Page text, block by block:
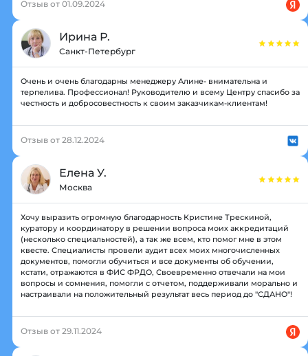
Отзыв от 01.09.2024
Ирина Р.
Санкт-Петербург
Очень и очень благодарны менеджеру Алине- внимательна и
терпелива. Профессионал! Руководителю и всему Центру спасибо за
честность и добросовестность к своим заказчикам-клиентам!
Отзыв от 28.12.2024
Елена У.
Москва
Хочу выразить огромную благодарность Кристине Трескиной,
куратору и координатору в решении вопроса моих аккредитаций
(несколько специальностей), а так же всем, кто помог мне в этом
квесте. Специалисты провели аудит всех моих многочисленных
документов, помогли обучиться и все документы об обучении,
кстати, отражаются в ФИС ФРДО, Своевременно отвечали на мои
вопросы и сомнения, помогли с отчетом, поддерживали морально и
настраивали на положительный результат весь период до "СДАНО"!
Отзыв от 29.11.2024